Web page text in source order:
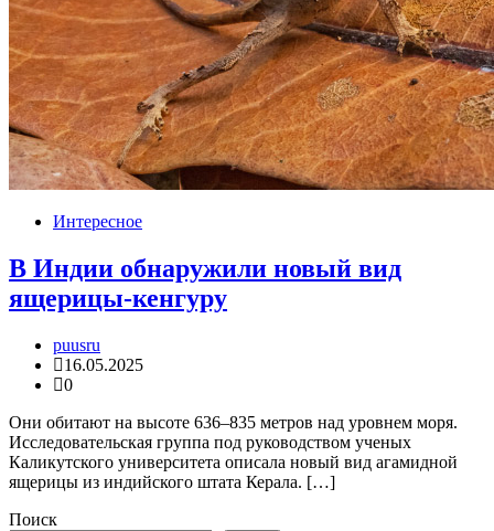
Интересное
В Индии обнаружили новый вид
ящерицы-кенгуру
puusru
16.05.2025
0
Они обитают на высоте 636–835 метров над уровнем моря.
Исследовательская группа под руководством ученых
Каликутского университета описала новый вид агамидной
ящерицы из индийского штата Керала. […]
Поиск